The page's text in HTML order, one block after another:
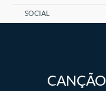
SOCIAL
CANÇÃO